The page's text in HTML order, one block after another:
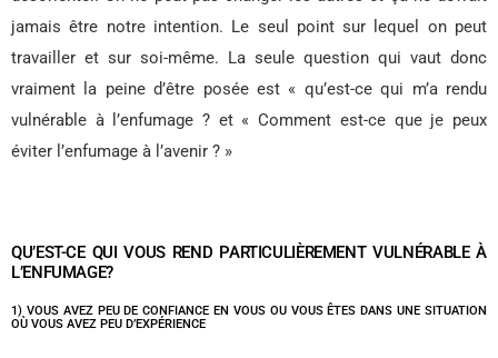
jamais être notre intention. Le seul point sur lequel on peut
travailler et sur soi-même. La seule question qui vaut donc
vraiment la peine d’être posée est « qu’est-ce qui m’a rendu
vulnérable à l’enfumage ? et « Comment est-ce que je peux
éviter l’enfumage à l’avenir ? »
QU’EST-CE QUI VOUS REND PARTICULIÈREMENT VULNÉRABLE À
L’ENFUMAGE?
1) VOUS AVEZ PEU DE CONFIANCE EN VOUS OU VOUS ÊTES DANS UNE SITUATION
OÙ VOUS AVEZ PEU D’EXPÉRIENCE